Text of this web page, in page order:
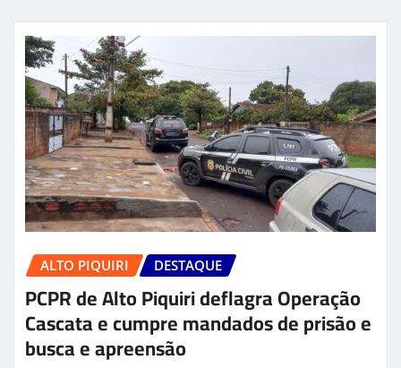
ALTO PIQUIRI DESTAQUE
PCPR de Alto Piquiri deflagra Operação
Cascata e cumpre mandados de prisão e
busca e apreensão